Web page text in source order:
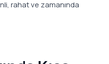
rahat ve zamanında